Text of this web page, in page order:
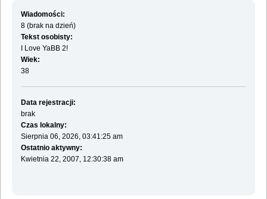
Wiadomości:
8 (brak na dzień)
Tekst osobisty:
I Love YaBB 2!
Wiek:
38
Data rejestracji:
brak
Czas lokalny:
Sierpnia 06, 2026, 03:41:25 am
Ostatnio aktywny:
Kwietnia 22, 2007, 12:30:38 am